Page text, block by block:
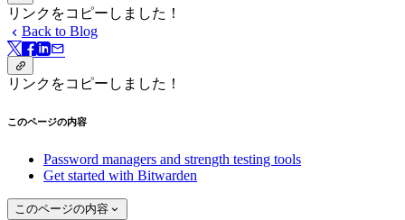
リンクをコピーしました！
Back to Blog
リンクをコピーしました！
このページの内容
Password managers and strength testing tools
Get started with Bitwarden
このページの内容